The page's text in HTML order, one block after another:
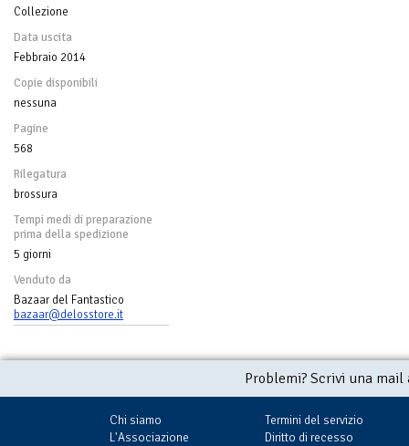
Collezione
Data uscita
Febbraio 2014
Copie disponibili
nessuna
Pagine
568
Rilegatura
brossura
Tempi medi di preparazione
prima della spedizione
5 giorni
Venduto da
Bazaar del Fantastico
bazaar@delosstore.it
Problemi? Scrivi una
Chi siamo
L'Associazione
Termini del servizio
Diritto di recesso